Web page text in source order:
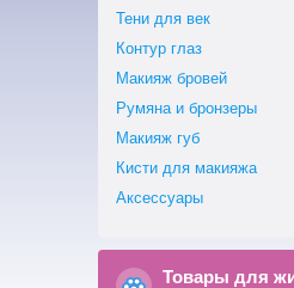
Тени для век
Контур глаз
Макияж бровей
Румяна и бронзеры
Макияж губ
Кисти для макияжа
Аксессуары
Товары для